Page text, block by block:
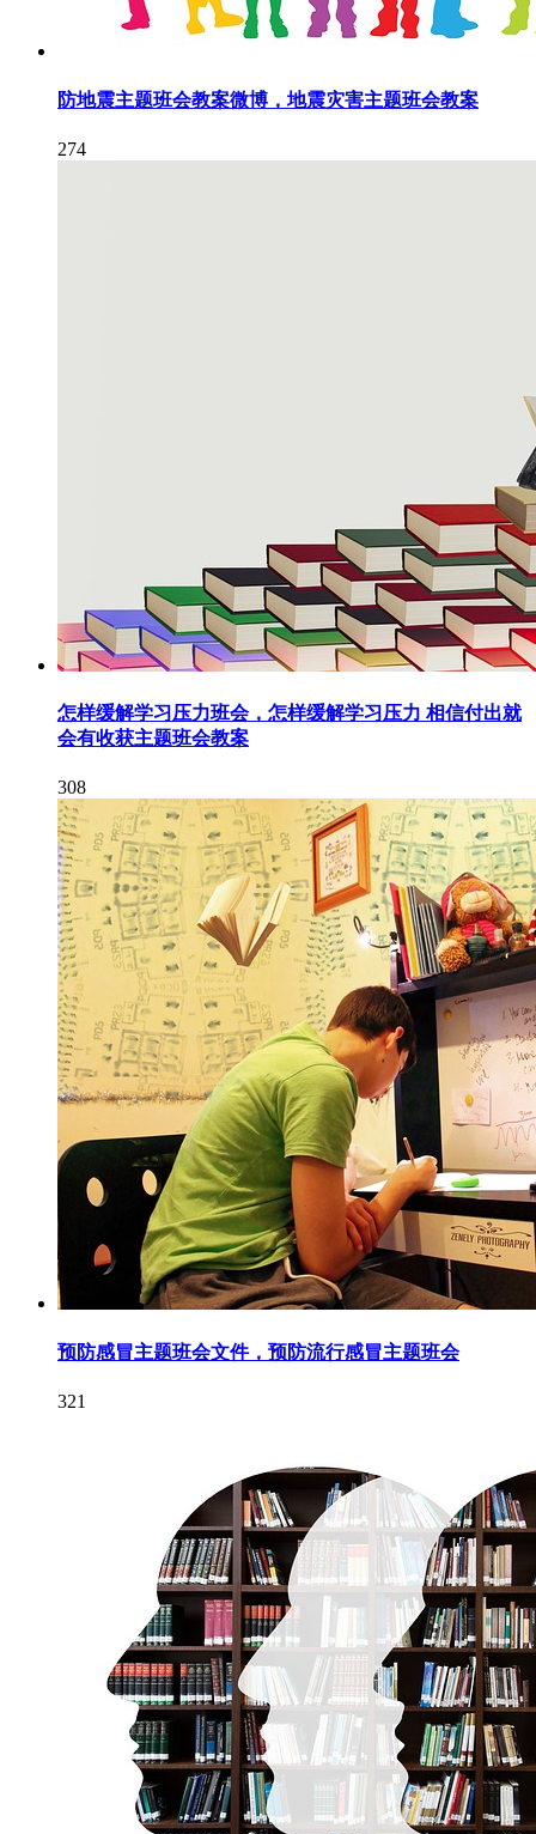
防地震主题班会教案微博，地震灾害主题班会教案
274
怎样缓解学习压力班会，怎样缓解学习压力 相信付出就
会有收获主题班会教案
308
预防感冒主题班会文件，预防流行感冒主题班会
321